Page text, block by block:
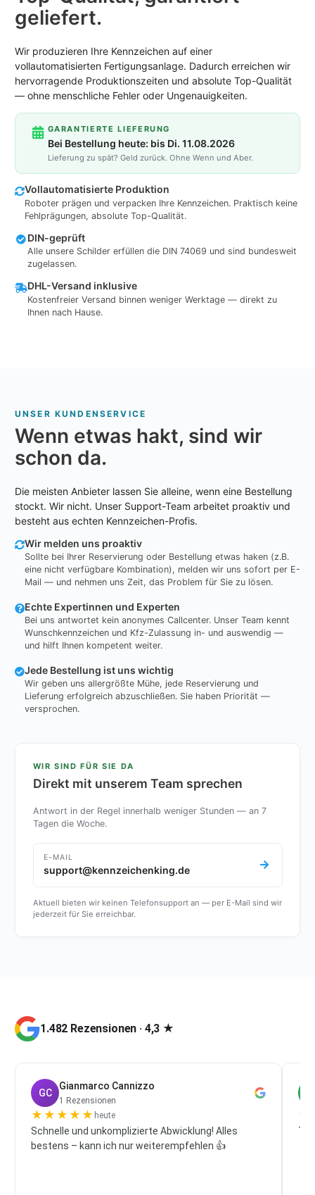
geliefert.
Wir produzieren Ihre Kennzeichen auf einer
vollautomatisierten Fertigungsanlage. Dadurch erreichen wir
hervorragende Produktionszeiten und absolute Top-Qualität
— ohne menschliche Fehler oder Ungenauigkeiten.
GARANTIERTE LIEFERUNG
Bei Bestellung heute: bis Di. 11.08.2026
Lieferung zu spät? Geld zurück. Ohne Wenn und Aber.
Vollautomatisierte Produktion
Roboter prägen und verpacken Ihre Kennzeichen. Praktisch keine
Fehlprägungen, absolute Top-Qualität.
DIN-geprüft
Alle unsere Schilder erfüllen die DIN 74069 und sind bundesweit
zugelassen.
DHL-Versand inklusive
Kostenfreier Versand binnen weniger Werktage — direkt zu
Ihnen nach Hause.
UNSER KUNDENSERVICE
Wenn etwas hakt, sind wir
schon da.
Die meisten Anbieter lassen Sie alleine, wenn eine Bestellung
stockt. Wir nicht. Unser Support-Team arbeitet proaktiv und
besteht aus echten Kennzeichen-Profis.
Wir melden uns proaktiv
Sollte bei Ihrer Reservierung oder Bestellung etwas haken (z.B.
eine nicht verfügbare Kombination), melden wir uns sofort per E-
Mail — und nehmen uns Zeit, das Problem für Sie zu lösen.
Echte Expertinnen und Experten
Bei uns antwortet kein anonymes Callcenter. Unser Team kennt
Wunschkennzeichen und Kfz-Zulassung in- und auswendig —
und hilft Ihnen kompetent weiter.
Jede Bestellung ist uns wichtig
Wir geben uns allergrößte Mühe, jede Reservierung und
Lieferung erfolgreich abzuschließen. Sie haben Priorität —
versprochen.
WIR SIND FÜR SIE DA
Direkt mit unserem Team sprechen
Antwort in der Regel innerhalb weniger Stunden — an 7
Tagen die Woche.
E-MAIL
support@kennzeichenking.de
Aktuell bieten wir keinen Telefonsupport an — per E-Mail sind wir
jederzeit für Sie erreichbar.
1.482 Rezensionen · 4,3 ★
GC
Gianmarco Cannizzo
1 Rezensionen
★ ★ ★ ★ ★ heute
Schnelle und unkomplizierte Abwicklung! Alles
bestens – kann ich nur weiterempfehlen 👍
★